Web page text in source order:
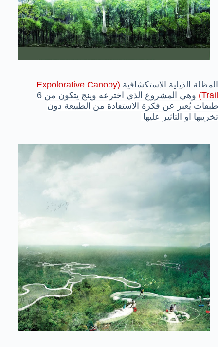
المظلة الذيلية الاستكشافية (
Expolorative Canopy
Trail
)
وهي المشروع الذي اخترعه وينج يتكون من 6
طبقات يُعبر عن فكرة الاستفادة من الطبيعة دون
تخريبها او التاثير عليها